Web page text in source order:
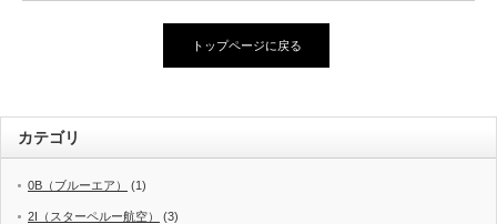
トップページに戻る
カテゴリ
0B（ブルーエア） (1)
2I（スターペルー航空） (3)